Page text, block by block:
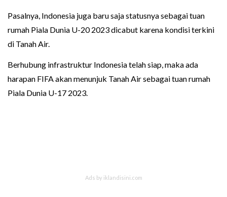
Pasalnya, Indonesia juga baru saja statusnya sebagai tuan
rumah Piala Dunia U-20 2023 dicabut karena kondisi terkini
di Tanah Air.
Berhubung infrastruktur Indonesia telah siap, maka ada
harapan FIFA akan menunjuk Tanah Air sebagai tuan rumah
Piala Dunia U-17 2023.